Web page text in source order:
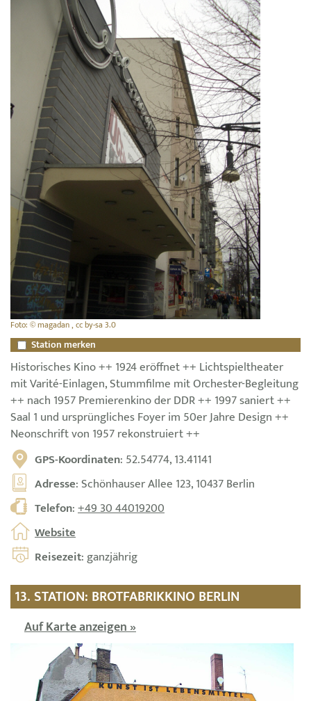
Foto: © magadan , cc by-sa 3.0
Station merken
Historisches Kino ++ 1924 eröffnet ++ Lichtspieltheater
mit Varité-Einlagen, Stummfilme mit Orchester-Begleitung
++ nach 1957 Premierenkino der DDR ++ 1997 saniert ++
Saal 1 und ursprüngliches Foyer im 50er Jahre Design ++
Neonschrift von 1957 rekonstruiert ++
GPS-Koordinaten: 52.54774, 13.41141
Adresse: Schönhauser Allee 123, 10437 Berlin
Telefon:+49 30 44019200
Website
Reisezeit: ganzjährig
13. STATION: BROTFABRIKKINO BERLIN
Auf Karte anzeigen »